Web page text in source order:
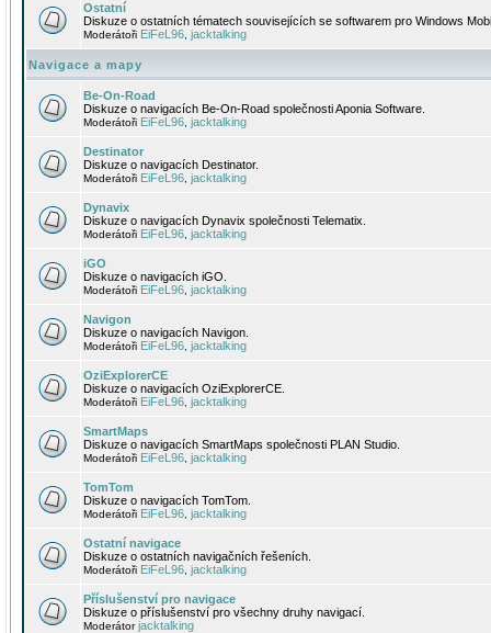
Ostatní
Diskuze o ostatních tématech souvisejících se softwarem pro Windows
Moderátoři EiFeL96 jacktalking
Navigace a mapy
Be-On-Road
Diskuze o navigacích Be-On-Road společnosti Aponia Software.
Moderátoři EiFeL96 jacktalking
Destinator
Diskuze o navigacích Destinator.
Moderátoři EiFeL96 jacktalking
Dynavix
Diskuze o navigacích Dynavix společnosti Telematix.
Moderátoři EiFeL96 jacktalking
iGO
Diskuze o navigacích iGO.
Moderátoři EiFeL96 jacktalking
Navigon
Diskuze o navigacích Navigon.
Moderátoři EiFeL96 jacktalking
OziExplorerCE
Diskuze o navigacích OziExplorerCE.
Moderátoři EiFeL96 jacktalking
SmartMaps
Diskuze o navigacích SmartMaps společnosti PLAN Studio.
Moderátoři EiFeL96 jacktalking
TomTom
Diskuze o navigacích TomTom.
Moderátoři EiFeL96 jacktalking
Ostatní navigace
Diskuze o ostatních navigačních řešeních.
Moderátoři EiFeL96 jacktalking
Příslušenství pro navigace
Diskuze o příslušenství pro všechny druhy navigací.
Moderátorjacktalking